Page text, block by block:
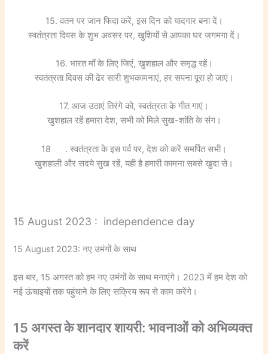
15. वतन पर जान फिदा करें, इस दिन को यादगार बना दें।
स्वतंत्रता दिवस के शुभ अवसर पर, खुशियों से आपका घर जगमगा दें।
16. भारत माँ के लिए जिएं, खुशहाल और समृद्ध रहें।
स्वतंत्रता दिवस की ढेर सारी शुभकामनाएं, हर सपना पूरा हो जाएं।
17. आज उठाएं तिरंगे को, स्वतंत्रता के गीत गाएं।
खुशहाल रहें हमारा देश, सभी को मिले सुख-शांति के संग।
18 . स्वतंत्रता के इस पर्व पर, देश को करें समर्पित सभी।
खुशहाली और सदये सुख रहें, यही है हमारी कामना सबसे खुदा से।
15 August 2023 : independence day
15 August 2023: नए उमंगों के साथ
इस बार, 15 अगस्त को हम नए उमंगों के साथ मनाएंगे। 2023 में हम देश को
नई ऊंचाइयों तक पहुंचाने के लिए सक्रिय रूप से काम करेंगे।
15 अगस्त के शानदार शायरी: भावनाओं को अभिव्यक्त
करें